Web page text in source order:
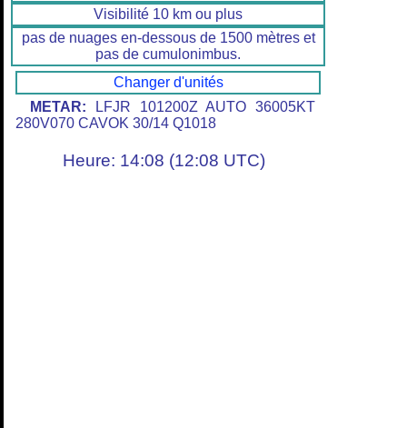
Visibilité 10 km ou plus
pas de nuages en-dessous de 1500 mètres et
pas de cumulonimbus.
Changer d'unités
METAR: LFJR 101200Z AUTO 36005KT
280V070 CAVOK 30/14 Q1018
Heure: 14:08 (12:08 UTC)